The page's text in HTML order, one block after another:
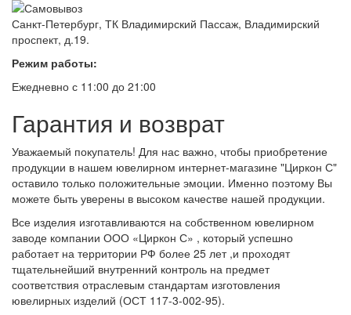
Санкт-Петербург, ТК Владимирский Пассаж, Владимирский
проспект, д.19.
Режим работы:
Ежедневно с 11:00 до 21:00
Гарантия и возврат
Уважаемый покупатель! Для нас важно, чтобы приобретение
продукции в нашем ювелирном интернет-магазине "Циркон С"
оставило только положительные эмоции. Именно поэтому Вы
можете быть уверены в высоком качестве нашей продукции.
Все изделия изготавливаются на собственном ювелирном
заводе компании ООО «Циркон С» , который успешно
работает на территории РФ более 25 лет ,и проходят
тщательнейший внутренний контроль на предмет
соответствия отраслевым стандартам изготовления
ювелирных изделий (ОСТ 117-3-002-95).